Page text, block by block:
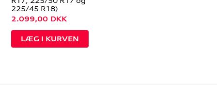
225/45 R18)
2.099,00 DKK